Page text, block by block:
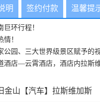
明 签约付款 温馨提
环行程！
！
园、三大世界级景区赋予的
店—云霄酒店，酒店内拉斯
旧金山【汽车】拉斯维加斯